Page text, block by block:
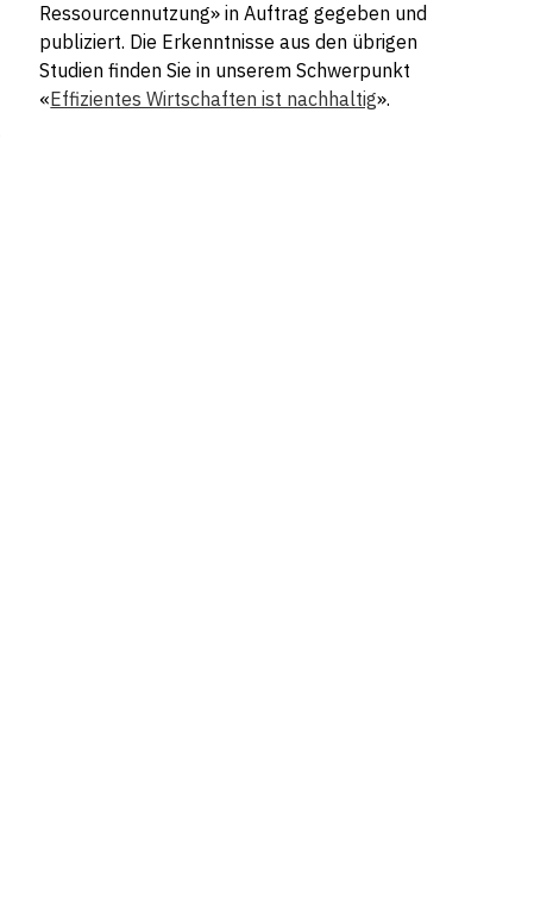
Ressourcennutzung» in Auftrag gegeben und
publiziert. Die Erkenntnisse aus den übrigen
Studien finden Sie in unserem Schwerpunkt
«Effizientes Wirtschaften ist nachhaltig».